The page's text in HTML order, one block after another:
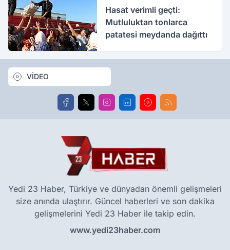
Hasat verimli geçti:
Mutluluktan tonlarca
patatesi meydanda dağıttı
VİDEO
Yedi 23 Haber, Türkiye ve dünyadan önemli gelişmeleri
size anında ulaştırır. Güncel haberleri ve son dakika
gelişmelerini Yedi 23 Haber ile takip edin.
www.yedi23haber.com